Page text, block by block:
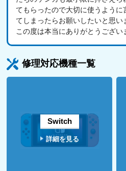
てもらったので大切に使うよう
てしまったらお願いしたいと思い
この度は本当にありがとうござい
修理対応機種一覧
Switch
詳細を見る